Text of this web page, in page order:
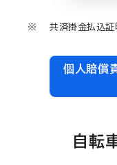
共済掛金払込
個人賠償
自転